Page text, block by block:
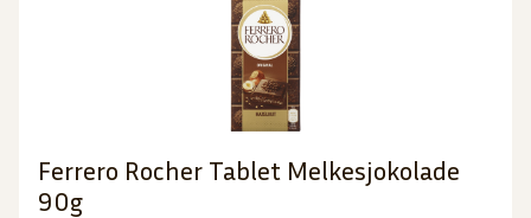
Ferrero Rocher Tablet Melkesjokolade
90g